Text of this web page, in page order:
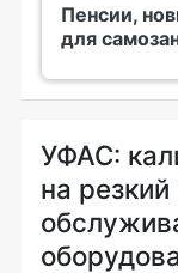
Пенсии,
для
УФАС:
на